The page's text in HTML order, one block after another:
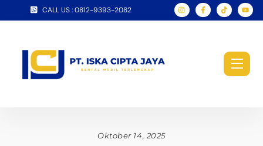
CALL US : 0812-9393-2082
Oktober 14, 2025